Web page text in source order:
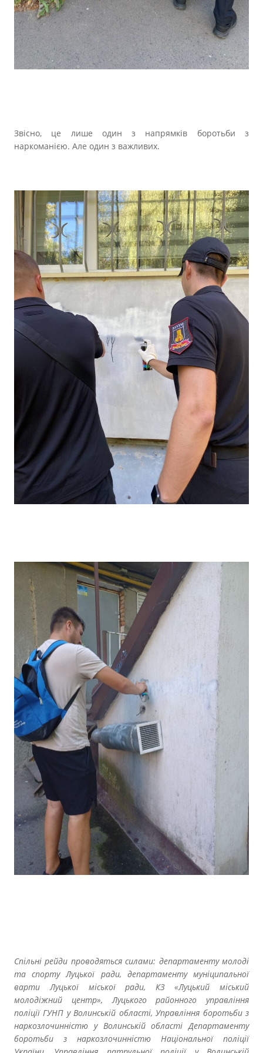
Звісно, це лише один з напрямків боротьби з
наркоманією. Але один з важливих.
Спільні рейди проводяться силами: департаменту молоді
та спорту Луцької ради, департаменту муніципальної
варти Луцької міської ради, КЗ «Луцький міський
молодіжний центр», Луцького районного управління
поліції ГУНП у Волинській області, Управління боротьби з
наркозлочинністю у Волинській області Департаменту
боротьби з наркозлочинністю Національної поліції